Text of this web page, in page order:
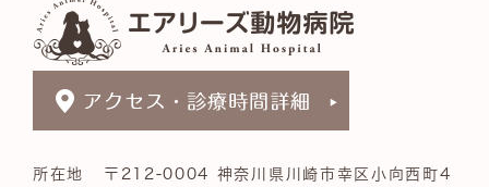
所在地
〒212-0004 神奈川県川崎市幸区小向西町4